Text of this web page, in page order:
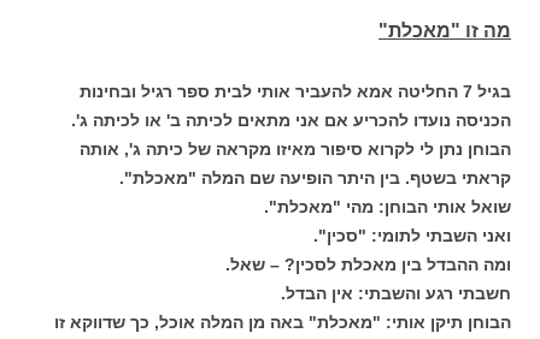
מה זו "מאכלת"
בגיל 7 החליטה אמא להעביר אותי לבית ספר רגיל ובחינות
הכניסה נועדו להכריע אם אני מתאים לכיתה ב' או לכיתה ג'.
הבוחן נתן לי לקרוא סיפור מאיזו מקראה של כיתה ג', אותה
קראתי בשטף. בין היתר הופיעה שם המלה "מאכלת".
שואל אותי הבוחן: מהי "מאכלת".
ואני השבתי לתומי: "סכין".
ומה ההבדל בין מאכלת לסכין? – שאל.
חשבתי רגע והשבתי: אין הבדל.
הבוחן תיקן אותי: "מאכלת" באה מן המלה אוכל, כך שדווקא זו